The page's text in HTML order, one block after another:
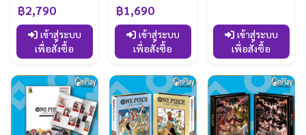
฿2,790
เข้าสู่ระบบ
เพื่อสั่งซื้อ
฿1,690
เข้าสู่ระบบ
เพื่อสั่งซื้อ
เข้าสู่ระบบ
เพื่อสั่งซื้อ